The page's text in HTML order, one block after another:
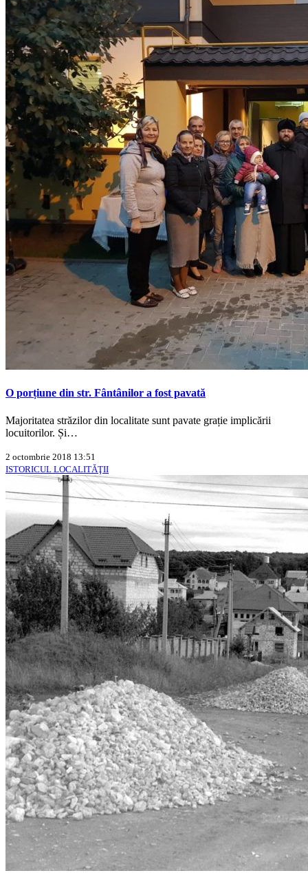
O porțiune din str. Fântânilor a fost pavată
Majoritatea străzilor din localitate sunt pavate grație implicării
locuitorilor. Și…
2 octombrie 2018 13:51
ISTORICUL LOCALITĂŢII